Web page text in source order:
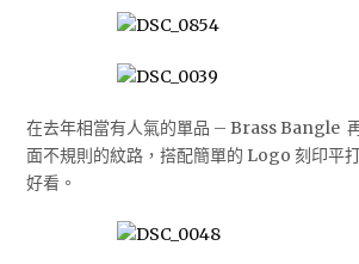
在去年相當有人氣的單品 – Brass Bangle
面不規則的紋路，搭配簡單的 Logo 刻印平
好看。